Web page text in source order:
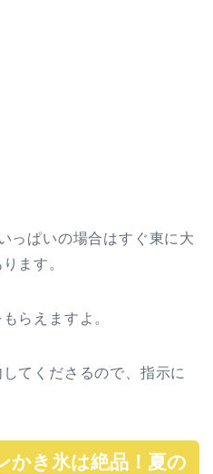
っぱいの場合はすぐ東に大
ます。
らえますよ。
てくださるので、指示に
かき氷は絶品！夏の